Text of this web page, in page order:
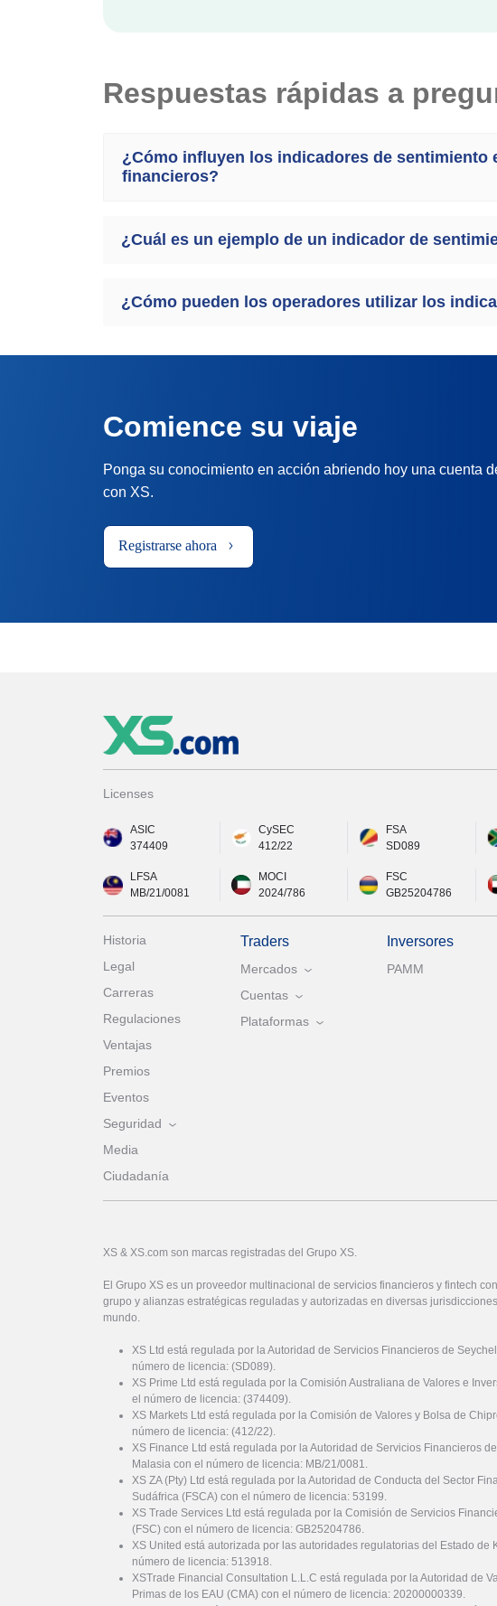
Respuestas rápidas a
¿Cómo influyen los indicadores de sentimiento
financieros?
¿Cuál es un ejemplo de un indicador de
¿Cómo pueden los operadores utilizar los
Comience su viaje
Ponga su conocimiento en acción abriendo hoy una cuenta
con XS.
Registrarse ahora
Licenses
ASIC
374409
CySEC
412/22
FSA
SD089
LFSA
MB/21/0081
MOCI
2024/786
FSC
GB25204786
Historia
Legal
Carreras
Regulaciones
Ventajas
Premios
Eventos
Seguridad
Media
Ciudadanía
Traders
Mercados
Cuentas
Plataformas
Inversores
PAMM
XS & XS.com son marcas registradas del Grupo XS.
El Grupo XS es un proveedor multinacional de servicios financieros y fintech
grupo y alianzas estratégicas reguladas y autorizadas en diversas
mundo.
XS Ltd está regulada por la Autoridad de Servicios Financieros de
número de licencia: (SD089).
XS Prime Ltd está regulada por la Comisión Australiana de Valores e
el número de licencia: (374409).
XS Markets Ltd está regulada por la Comisión de Valores y Bolsa de
número de licencia: (412/22).
XS Finance Ltd está regulada por la Autoridad de Servicios Financieros
Malasia con el número de licencia: MB/21/0081.
XS ZA (Pty) Ltd está regulada por la Autoridad de Conducta del Sector
Sudáfrica (FSCA) con el número de licencia: 53199.
XS Trade Services Ltd está regulada por la Comisión de Servicios
(FSC) con el número de licencia: GB25204786.
XS United está autorizada por las autoridades regulatorias del Estado de
número de licencia: 513918.
XSTrade Financial Consultation L.L.C está regulada por la Autoridad de
Primas de los EAU (CMA) con el número de licencia: 20200000339.